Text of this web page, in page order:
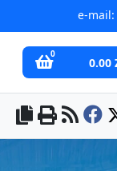
e-mail:
0
0.00